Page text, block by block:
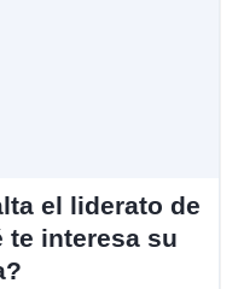
el liderato de
te interesa su